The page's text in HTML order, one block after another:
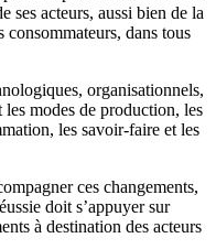
ses acteurs, aussi bien de la
consommateurs, dans tous
organisationnels,
modes de production, les
les savoir-faire et les
ces changements,
doit s’appuyer sur
à destination des acteurs